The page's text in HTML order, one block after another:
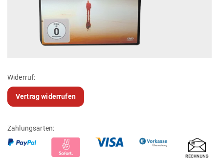
Widerruf:
Vertrag widerrufen
Zahlungsarten: